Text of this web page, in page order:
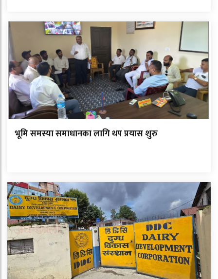
भूमि समस्या समाधानका लागि थप प्रयास शुरु